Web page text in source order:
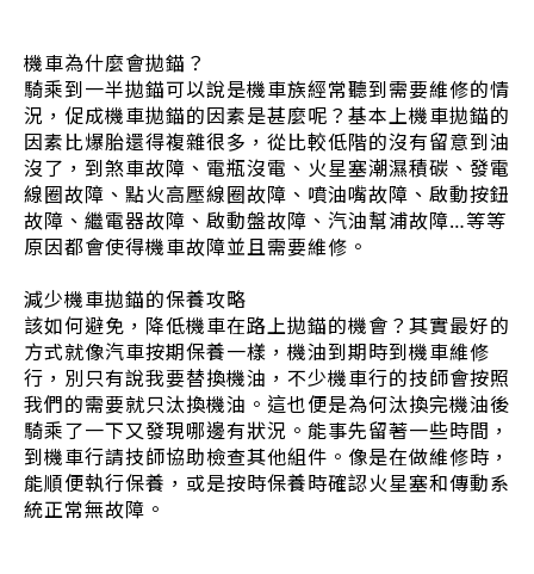
機車為什麼會拋錨？
騎乘到一半拋錨可以說是機車族經常聽到需要維修的情
況，促成機車拋錨的因素是甚麼呢？基本上機車拋錨的
因素比爆胎還得複雜很多，從比較低階的沒有留意到油
沒了，到煞車故障、電瓶沒電、火星塞潮濕積碳、發電
線圈故障、點火高壓線圈故障、噴油嘴故障、啟動按鈕
故障、繼電器故障、啟動盤故障、汽油幫浦故障…等等
原因都會使得機車故障並且需要維修。
減少機車拋錨的保養攻略
該如何避免，降低機車在路上拋錨的機會？其實最好的
方式就像汽車按期保養一樣，機油到期時到機車維修
行，別只有說我要替換機油，不少機車行的技師會按照
我們的需要就只汰換機油。這也便是為何汰換完機油後
騎乘了一下又發現哪邊有狀況。能事先留著一些時間，
到機車行請技師協助檢查其他組件。像是在做維修時，
能順便執行保養，或是按時保養時確認火星塞和傳動系
統正常無故障。